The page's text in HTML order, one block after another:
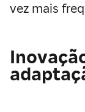
vez mais